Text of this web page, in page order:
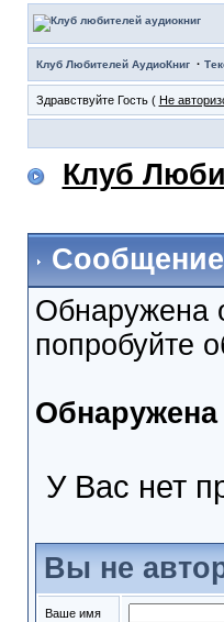
Клуб Любителей АудиоКниг·
Здравствуйте Гость ( Не
Клуб
Обнаружена
попробуйте
У Вас нет
Вы не
Ваше имя